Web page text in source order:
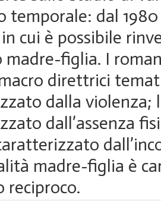
temporale: dal
cui è possibile
madre-figlia. I
direttrici
dalla violenza;
dall’assenza
madre-figlia è
reciproco.